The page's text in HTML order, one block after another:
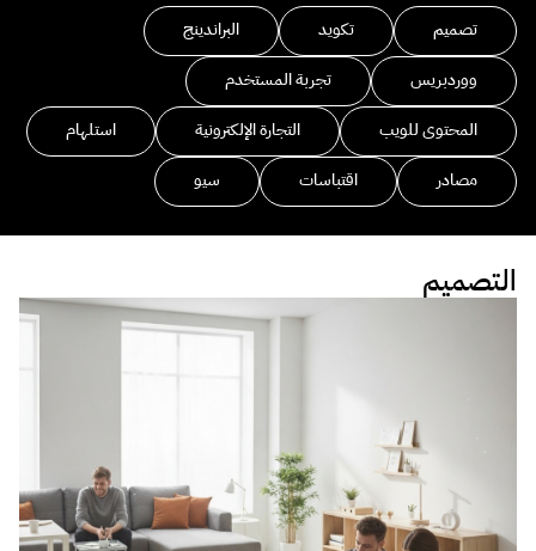
تصميم تكويد
البراندينج
ووردبريس
تجربة المستخدم
المحتوى للويب
التجارة الإلكترونية
استلهام
مصادر
اقتباسات سيو
التصميم